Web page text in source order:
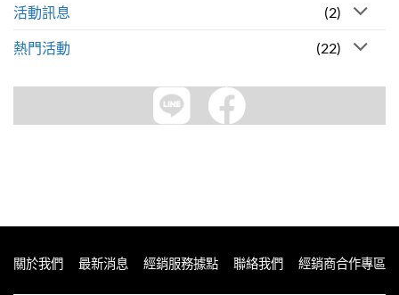
活動訊息 (2)
熱門活動 (22)
關於我們 最新消息 經銷服務據點 聯絡我們 經銷商合作專區